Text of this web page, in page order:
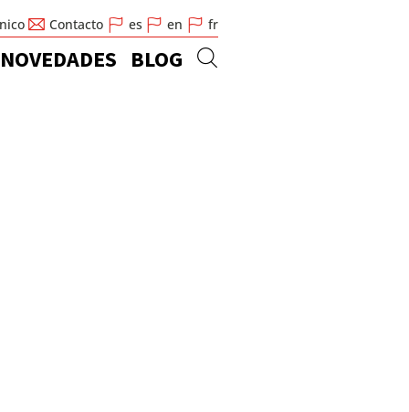
Contacto es en fr
NOVEDADES BLOG